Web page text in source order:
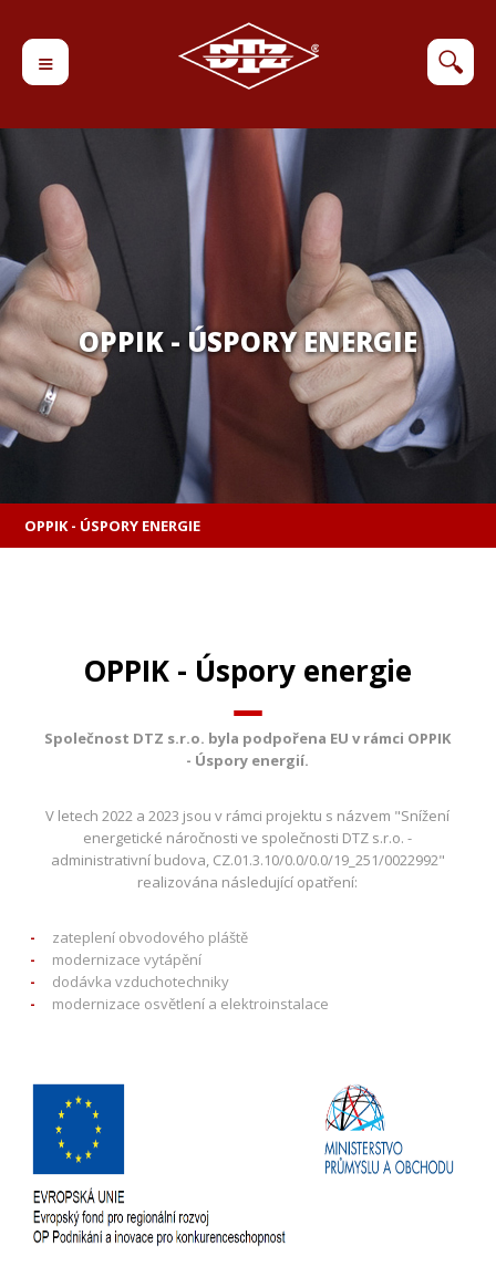
≡ 🔍
OPPIK - ÚSPORY ENERGIE
OPPIK - ÚSPORY ENERGIE
OPPIK - Úspory energie
Společnost DTZ s.r.o. byla podpořena EU v rámci OPPIK
- Úspory energií.
V letech 2022 a 2023 jsou v rámci projektu s názvem "Snížení
energetické náročnosti ve společnosti DTZ s.r.o. -
administrativní budova, CZ.01.3.10/0.0/0.0/19_251/0022992"
realizována následující opatření:
zateplení obvodového pláště
modernizace vytápění
dodávka vzduchotechniky
modernizace osvětlení a elektroinstalace